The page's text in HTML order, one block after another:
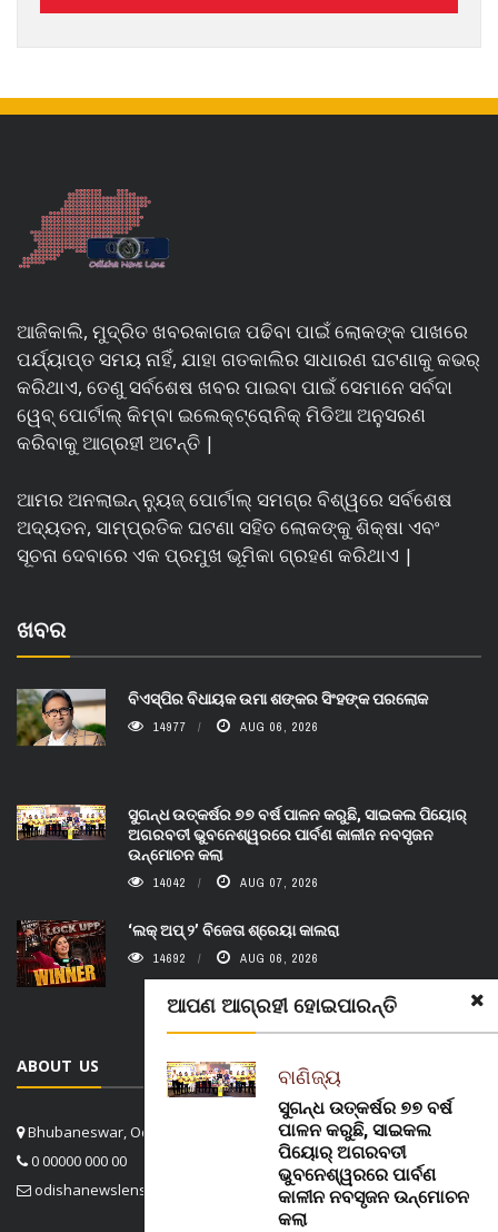
ଆପଣ ଆଗ୍ରହୀ ହୋଇପାରନ୍ତି
ବାଣିଜ୍ୟ
ସୁଗନ୍ଧ ଉତ୍କର୍ଷର ୭୭ ବର୍ଷ
ପାଳନ କରୁଛି, ସାଇକଲ
ପିୟୋର୍‌ ଅଗରବତୀ
ଭୁବନେଶ୍ୱରରେ ପାର୍ବଣ
କାଳୀନ ନବସୃଜନ ଉନ୍ମୋଚନ
କଲା
ଆଜିକାଲି, ମୁଦ୍ରିତ ଖବରକାଗଜ ପଢିବା ପାଇଁ ଲୋକଙ୍କ ପାଖରେ
ପର୍ଯ୍ୟାପ୍ତ ସମୟ ନାହିଁ, ଯାହା ଗତକାଲିର ସାଧାରଣ ଘଟଣାକୁ କଭର୍
କରିଥାଏ, ତେଣୁ ସର୍ବଶେଷ ଖବର ପାଇବା ପାଇଁ ସେମାନେ ସର୍ବଦା
ୱେବ୍ ପୋର୍ଟାଲ୍ କିମ୍ବା ଇଲେକ୍ଟ୍ରୋନିକ୍ ମିଡିଆ ଅନୁସରଣ
କରିବାକୁ ଆଗ୍ରହୀ ଅଟନ୍ତି |
ଆମର ଅନଲାଇନ୍ ନ୍ୟୁଜ୍ ପୋର୍ଟାଲ୍ ସମଗ୍ର ବିଶ୍ୱରେ ସର୍ବଶେଷ
ଅଦ୍ୟତନ, ସାମ୍ପ୍ରତିକ ଘଟଣା ସହିତ ଲୋକଙ୍କୁ ଶିକ୍ଷା ଏବଂ
ସୂଚନା ଦେବାରେ ଏକ ପ୍ରମୁଖ ଭୂମିକା ଗ୍ରହଣ କରିଥାଏ |
ଖବର
ବିଏସ୍‌ପିର ବିଧାୟକ ଉମା ଶଙ୍କର ସିଂହଙ୍କ ପରଲୋକ
14977 AUG 06, 2026
ସୁଗନ୍ଧ ଉତ୍କର୍ଷର ୭୭ ବର୍ଷ ପାଳନ କରୁଛି, ସାଇକଲ ପିୟୋର୍‌
ଅଗରବତୀ ଭୁବନେଶ୍ୱରରେ ପାର୍ବଣ କାଳୀନ ନବସୃଜନ
ଉନ୍ମୋଚନ କଲା
14042 AUG 07, 2026
‘ଲକ୍ ଅପ୍ ୨’ ବିଜେତା ଶ୍ରେୟା କାଲରା
14692 AUG 06, 2026
ABOUT US
Bhubaneswar, Odisha, India
0 00000 000 00
odishanewslens@gmail.com